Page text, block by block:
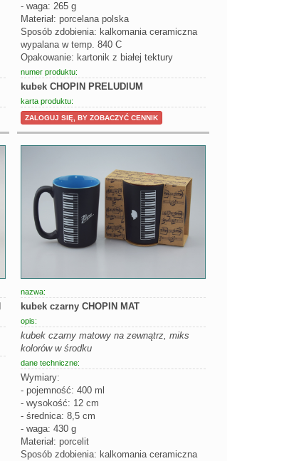
- waga: 265 g
Materiał: porcelana polska
Sposób zdobienia: kalkomania ceramiczna
wypalana w temp. 840 C
Opakowanie: kartonik z białej tektury
numer produktu:
kubek CHOPIN PRELUDIUM
karta produktu:
ZALOGUJ SIĘ, BY ZOBACZYĆ CENNIK
nazwa:
kubek czarny CHOPIN MAT
opis:
kubek czarny matowy na zewnątrz, miks
kolorów w środku
dane techniczne:
Wymiary:
- pojemność: 400 ml
- wysokość: 12 cm
- średnica: 8,5 cm
- waga: 430 g
Materiał: porcelit
Sposób zdobienia: kalkomania ceramiczna